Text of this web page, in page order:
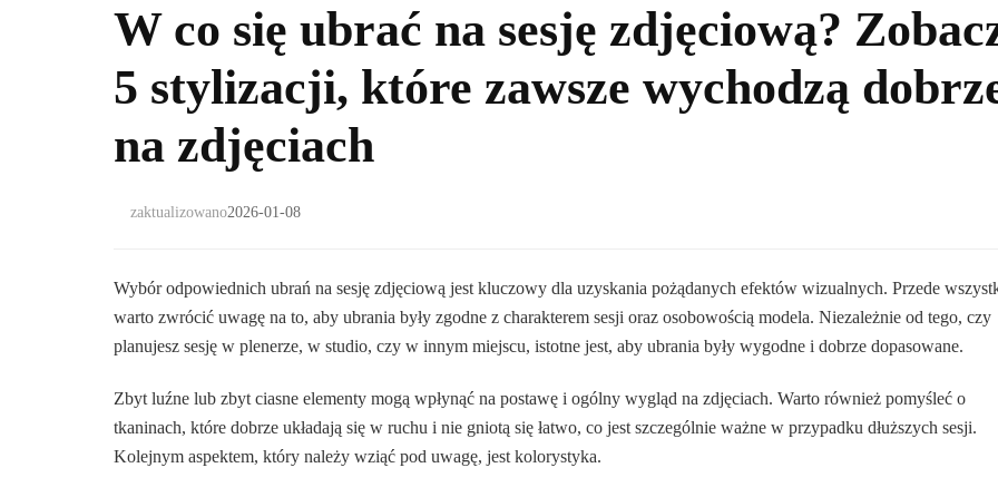
W co się ubrać na sesję zdjęciową?
5 stylizacji, które zawsze wychodzą
na zdjęciach
zaktualizowano2026-01-08
Wybór odpowiednich ubrań na sesję zdjęciową jest kluczowy dla uzyskania pożądanych efektów wizualnych. Przede
warto zwrócić uwagę na to, aby ubrania były zgodne z charakterem sesji oraz osobowością modela. Niezależnie od tego, czy
planujesz sesję w plenerze, w studio, czy w innym miejscu, istotne jest, aby ubrania były wygodne i dobrze dopasowane.
Zbyt luźne lub zbyt ciasne elementy mogą wpłynąć na postawę i ogólny wygląd na zdjęciach. Warto również pomyśleć o
tkaninach, które dobrze układają się w ruchu i nie gniotą się łatwo, co jest szczególnie ważne w przypadku dłuższych sesji.
Kolejnym aspektem, który należy wziąć pod uwagę, jest kolorystyka.